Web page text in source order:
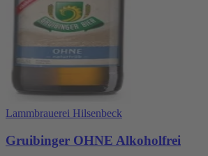
Lammbrauerei Hilsenbeck
Gruibinger OHNE Alkoholfrei